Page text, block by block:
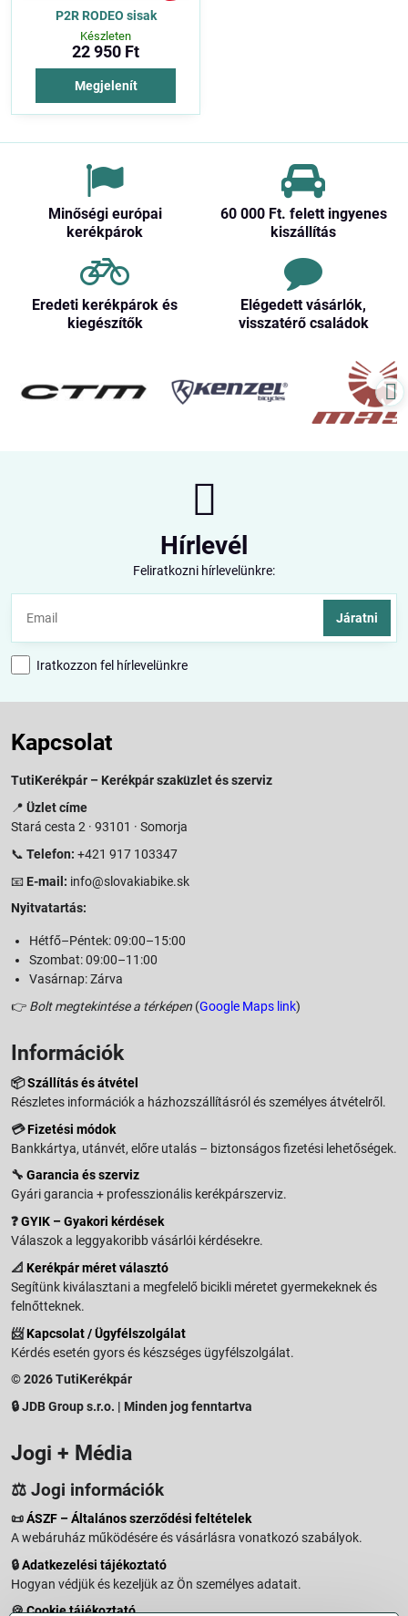
P2R RODEO sisak
Készleten
22 950 Ft
Megjelenít
Minőségi európai
kerékpárok
60 000 Ft​. felett ingyenes
kiszállítás
Eredeti kerékpárok és
kiegészítők
Elégedett vásárlók,
visszatérő családok
Hírlevél
Feliratkozni hírlevelünkre:
Járatni
Iratkozzon fel hírlevelünkre
Kapcsolat
TutiKerékpár – Kerékpár szaküzlet és szerviz
📍 Üzlet címe
Stará cesta 2 · 93101 · Somorja
📞 Telefon: +421 917 103347
📧 E-mail: info@slovakiabike.sk
Nyitvatartás:
Hétfő–Péntek: 09:00–15:00
Szombat: 09:00–11:00
Vasárnap: Zárva
👉 Bolt megtekintése a térképen (Google Maps link)
Információk
📦Szállítás és átvétel
Részletes információk a házhozszállításról és személyes átvételről.
💳Fizetési módok
Bankkártya, utánvét, előre utalás – biztonságos fizetési lehetőségek.
🔧 Garancia és szerviz
Gyári garancia + professzionális kerékpárszerviz.
❓GYIK – Gyakori kérdések
Válaszok a leggyakoribb vásárlói kérdésekre.
📐 Kerékpár méret választó
Segítünk kiválasztani a megfelelő bicikli méretet gyermekeknek és
felnőtteknek.
📨Kapcsolat / Ügyfélszolgálat
Kérdés esetén gyors és készséges ügyfélszolgálat.
© 2026 TutiKerékpár
🔒 JDB Group s.r.o. | Minden jog fenntartva
Jogi + Média
⚖️ Jogi információk
📜ÁSZF – Általános szerződési feltételek
A webáruház működésére és vásárlásra vonatkozó szabályok.
🔒Adatkezelési tájékoztató
Hogyan védjük és kezeljük az Ön személyes adatait.
🍪Cookie tájékoztató